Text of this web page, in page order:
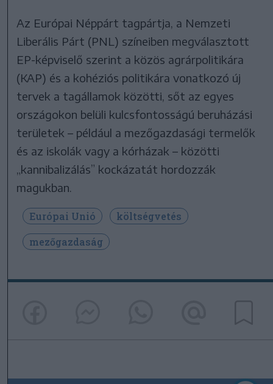
Az Európai Néppárt tagpártja, a Nemzeti
Liberális Párt (PNL) színeiben megválasztott
EP-képviselő szerint a közös agrárpolitikára
(KAP) és a kohéziós politikára vonatkozó új
tervek a tagállamok közötti, sőt az egyes
országokon belüli kulcsfontosságú beruházási
területek – például a mezőgazdasági termelők
és az iskolák vagy a kórházak – közötti
„kannibalizálás” kockázatát hordozzák
magukban.
Európai Unió
költségvetés
mezőgazdaság